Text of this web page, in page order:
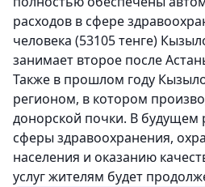
расходов в сфере
человека (53105 тенге)
занимает второе после
Также в прошлом году
регионом, в котором
донорской почки. В будущем
сферы здравоохранения,
населения и оказанию
услуг жителям будет